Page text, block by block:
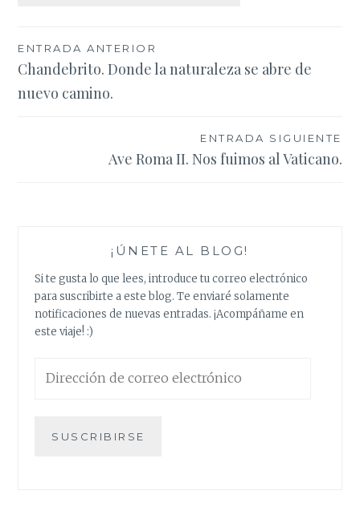
Navegación
de
ENTRADA ANTERIOR
Chandebrito. Donde la naturaleza se abre de
nuevo camino.
ENTRADA SIGUIENTE
Ave Roma II. Nos fuimos al Vaticano.
¡ÚNETE AL BLOG!
Si te gusta lo que lees, introduce tu correo electrónico
para suscribirte a este blog. Te enviaré solamente
notificaciones de nuevas entradas. ¡Acompáñame en
este viaje! :)
de
SUSCRIBIRSE